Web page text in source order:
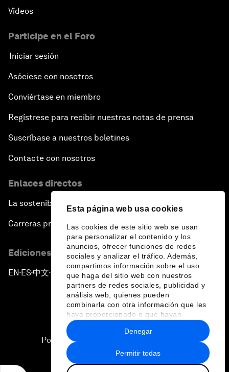
Esta página web usa cookies
Las cookies de este sitio web se usan
para personalizar el contenido y los
anuncios, ofrecer funciones de redes
sociales y analizar el tráfico. Además,
compartimos información sobre el uso
que haga del sitio web con nuestros
partners de redes sociales, publicidad y
análisis web, quienes pueden
combinarla con otra información que les
haya proporcionado o que hayan
recopilado a partir del uso que haya
hecho de sus servicios.
Permitir todas
Denegar
Vídeos
Participe en el Foro
Iniciar sesión
Asóciese con nosotros
Conviértase en miembro
Regístrese para recibir nuestras notas de prensa
Suscríbase a nuestros boletines
Contacte con nosotros
Enlaces directos
La sostenibilidad en el Foro
Carreras profesionales
Ediciones en otros idiomas
EN ▪ES▪中文▪ 日本語
Política de privacidad y normas de uso
Sitemap